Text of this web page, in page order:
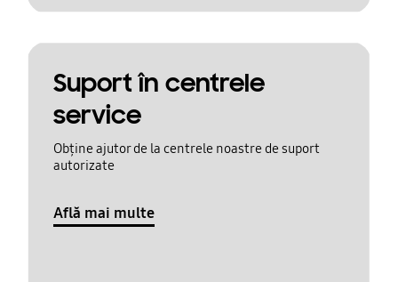
Suport în centrele
service
Obține ajutor de la centrele noastre de suport
autorizate
Află mai multe